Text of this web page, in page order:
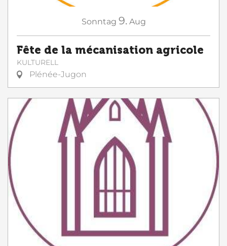
Sonntag 9. Aug
Fête de la mécanisation agricole
KULTURELL
Plénée-Jugon